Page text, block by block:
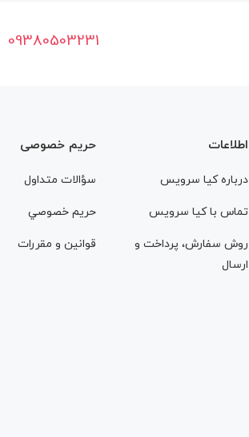
09380503231
اطلاعات
درباره کيا سرويس
تماس با کيا سرويس
روش سفارش، پرداخت و
ارسال
حریم خصوصی
سؤالات متداول
حريم خصوصي
قوانين و مقررات